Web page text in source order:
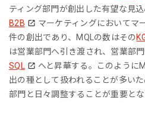
ティング部門が創出した有望な見込
B2B
マーケティングにおいてマ
件の創出であり、MQLの数はその
は営業部門へ引き渡され、営業部
SQL
へと昇華する。このように
出の種として扱われることが多い
部門と日々調整することが重要とな